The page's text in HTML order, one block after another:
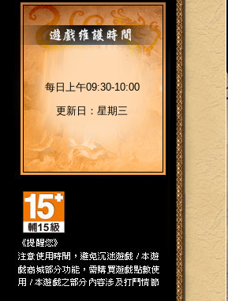
每日上午09:30-10:00
更新日：星期三